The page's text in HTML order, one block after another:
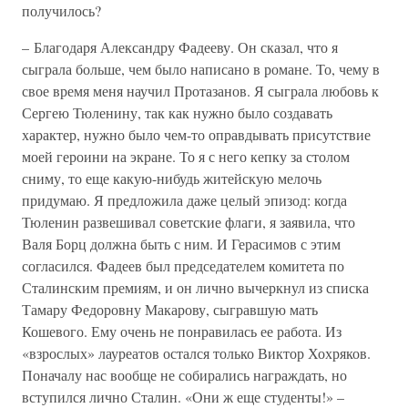
получилось?
– Благодаря Александру Фадееву. Он сказал, что я
сыграла больше, чем было написано в романе. То, чему в
свое время меня научил Протазанов. Я сыграла любовь к
Сергею Тюленину, так как нужно было создавать
характер, нужно было чем-то оправдывать присутствие
моей героини на экране. То я с него кепку за столом
сниму, то еще какую-нибудь житейскую мелочь
придумаю. Я предложила даже целый эпизод: когда
Тюленин развешивал советские флаги, я заявила, что
Валя Борц должна быть с ним. И Герасимов с этим
согласился. Фадеев был председателем комитета по
Сталинским премиям, и он лично вычеркнул из списка
Тамару Федоровну Макарову, сыгравшую мать
Кошевого. Ему очень не понравилась ее работа. Из
«взрослых» лауреатов остался только Виктор Хохряков.
Поначалу нас вообще не собирались награждать, но
вступился лично Сталин. «Они ж еще студенты!» –